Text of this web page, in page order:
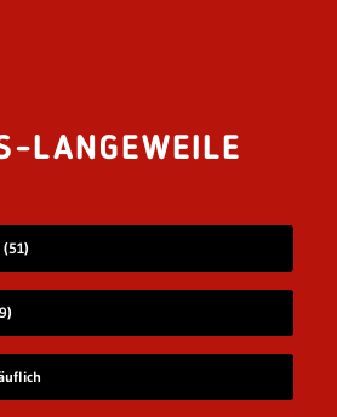
LANGEWEILE
(51)